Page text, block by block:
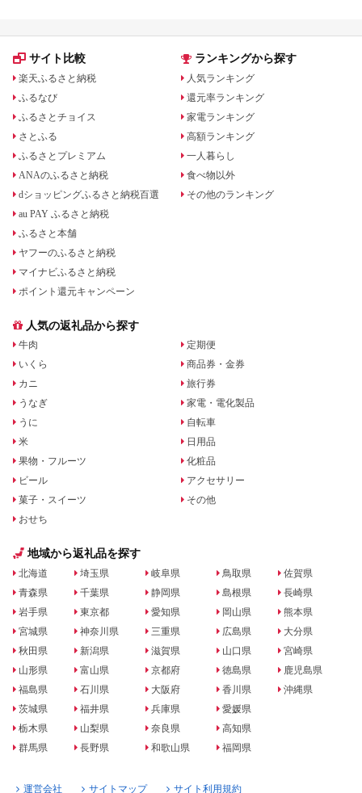
サイト比較
楽天ふるさと納税
ふるなび
ふるさとチョイス
さとふる
ふるさとプレミアム
ANAのふるさと納税
dショッピングふるさと納税百選
au PAY ふるさと納税
ふるさと本舗
ヤフーのふるさと納税
マイナビふるさと納税
ポイント還元キャンペーン
ランキングから探す
人気ランキング
還元率ランキング
家電ランキング
高額ランキング
一人暮らし
食べ物以外
その他のランキング
人気の返礼品から探す
牛肉
いくら
カニ
うなぎ
うに
米
果物・フルーツ
ビール
菓子・スイーツ
おせち
定期便
商品券・金券
旅行券
家電・電化製品
自転車
日用品
化粧品
アクセサリー
その他
地域から返礼品を探す
北海道
青森県
岩手県
宮城県
秋田県
山形県
福島県
茨城県
栃木県
群馬県
埼玉県
千葉県
東京都
神奈川県
新潟県
富山県
石川県
福井県
山梨県
長野県
岐阜県
静岡県
愛知県
三重県
滋賀県
京都府
大阪府
兵庫県
奈良県
和歌山県
鳥取県
島根県
岡山県
広島県
山口県
徳島県
香川県
愛媛県
高知県
福岡県
佐賀県
長崎県
熊本県
大分県
宮崎県
鹿児島県
沖縄県
運営会社 サイトマップ サイト利用規約